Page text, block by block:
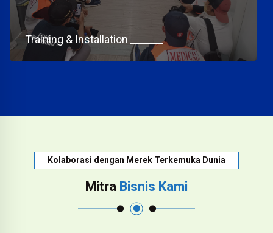
Training & Installation
Kolaborasi dengan Merek Terkemuka Dunia
Mitra Bisnis Kami